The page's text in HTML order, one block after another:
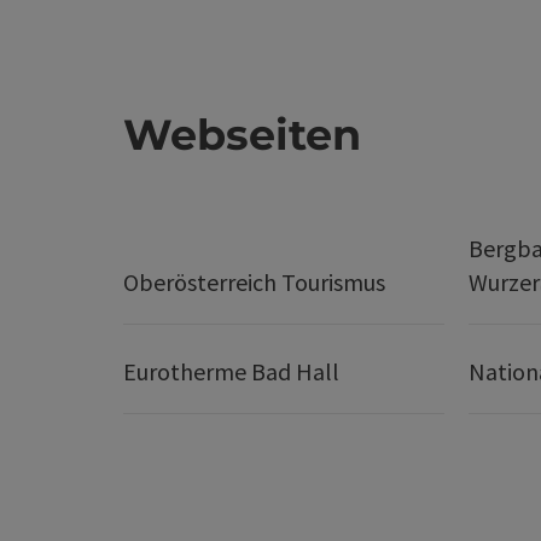
Webseiten
Oberösterreich Tourismus
Eurotherme Bad Hall